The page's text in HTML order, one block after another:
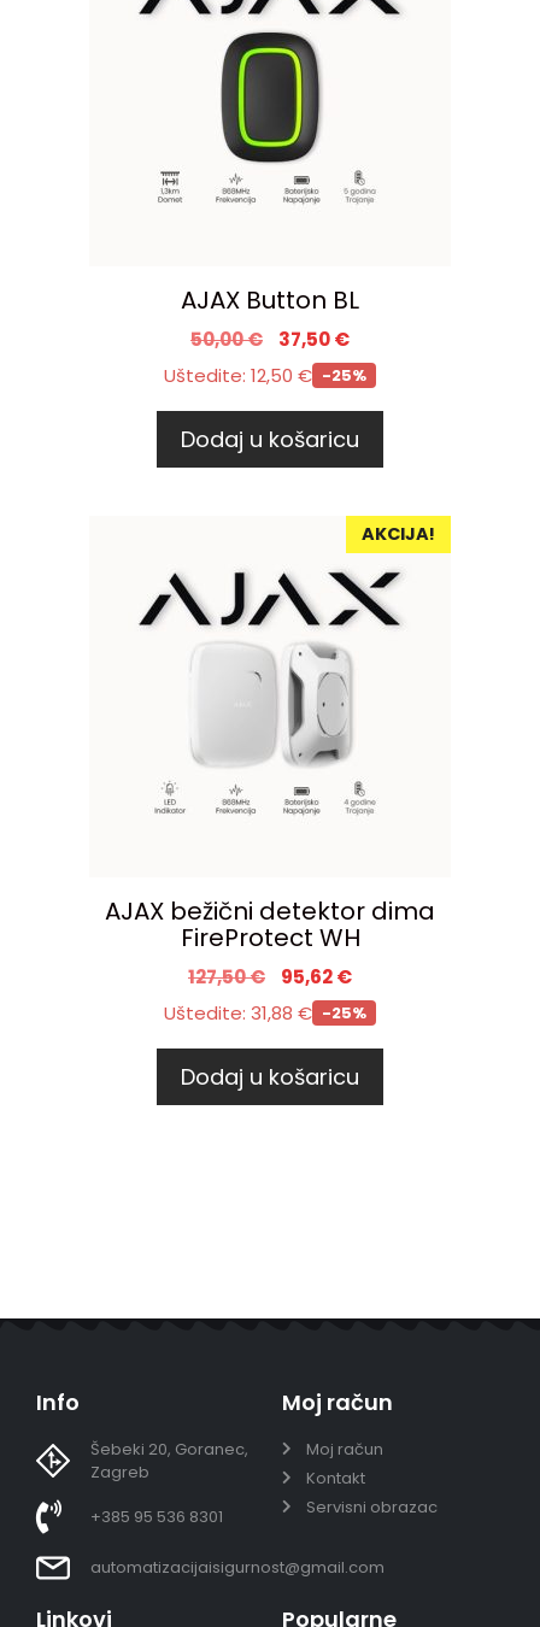
AJAX Button BL
50,00€ 37,50€
Uštedite: 12,50 € -25%
Dodaj u košaricu
AKCIJA!
AJAX bežični detektor dima
FireProtect WH
127,50€ 95,62€
Uštedite: 31,88 € -25%
Dodaj u košaricu
Info
Šebeki 20, Goranec,
Zagreb
+385 95 536 8301
automatizacijaisigurnost@gmail.com
Moj račun
Moj račun
Kontakt
Servisni obrazac
Linkovi Popularne